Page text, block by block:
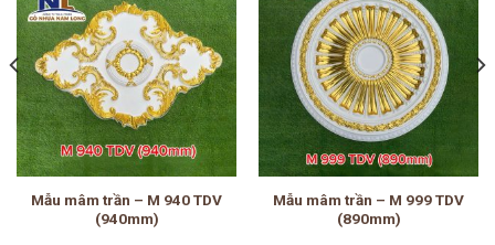
Mẫu mâm trần – M 940 TDV
(940mm)
Mẫu mâm trần – M 999 TDV
(890mm)